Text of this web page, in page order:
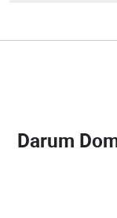
Darum